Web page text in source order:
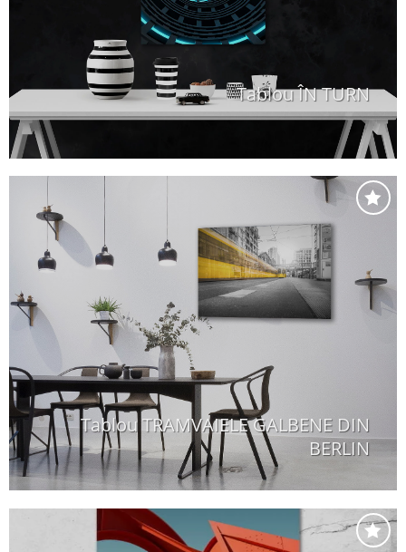
Tablou ÎN TURN
+
la
favorite
Tablou TRAMVAIELE GALBENE DIN
BERLIN